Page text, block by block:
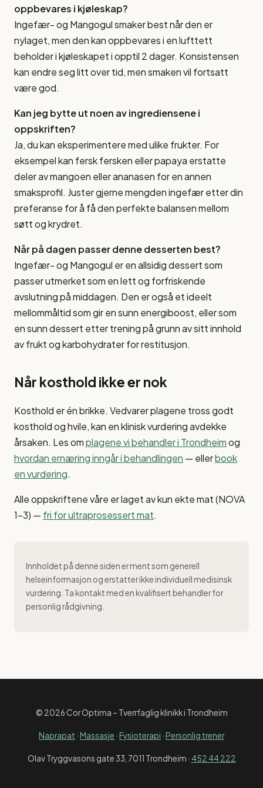
oppbevares i kjøleskap?
Ingefær- og Mangogul smaker best når den er
nylaget, men den kan oppbevares i en lufttett
beholder i kjøleskapet i opptil 2 dager. Konsistensen
kan endre seg litt over tid, men smaken vil fortsatt
være god.
Kan jeg bytte ut noen av ingrediensene i
oppskriften?
Ja, du kan eksperimentere med ulike frukter. For
eksempel kan fersk fersken eller papaya erstatte
deler av mangoen eller ananasen for en annen
smaksprofil. Juster gjerne mengden ingefær etter din
preferanse for å få den perfekte balansen mellom
søtt og krydret.
Når på dagen passer denne desserten best?
Ingefær- og Mangogul er en allsidig dessert som
passer utmerket som en lett og forfriskende
avslutning på middagen. Den er også et ideelt
mellommåltid som gir en sunn energiboost, eller som
en sunn dessert etter trening på grunn av sitt innhold
av frukt og karbohydrater for restitusjon.
Når kosthold ikke er nok
Kosthold er én brikke. Vedvarer plagene tross godt
kosthold og hvile, kan en klinisk vurdering avdekke
årsaken. Les omplagene vi behandler i Trondheimog
hvordan ernæring inngår i behandlingen — ellerbook
en vurdering.
Alle oppskriftene våre er laget av kun ekte mat (NOVA
1–3) — fri for ultraprosessert mat.
Innholdet på denne siden er ment som generell
helseinformasjon og erstatter ikke individuell medisinsk
vurdering. Ta kontakt med en kvalifisert behandler for
personlig rådgivning.
© 2026 Cor Optima – Tverrfaglig klinikk i Trondheim
Naprapat · Massasje · Fysioterapi · Personlig trener
Olav Tryggvasons gate 33, 7011 Trondheim · 452 44 222